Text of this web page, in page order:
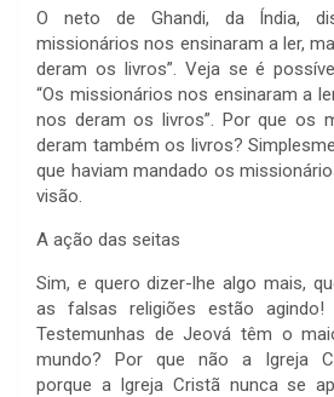
O neto de Ghandi, da Índia,
missionários nos ensinaram a ler,
deram os livros”. Veja se é
“Os missionários nos ensinaram a
nos deram os livros”. Por que os
deram também os livros?
que haviam mandado os
visão.
A ação das seitas
Sim, e quero dizer-lhe algo mais,
as falsas religiões estão
Testemunhas de Jeová têm o
mundo? Por que não a Igreja
porque a Igreja Cristã nunca se